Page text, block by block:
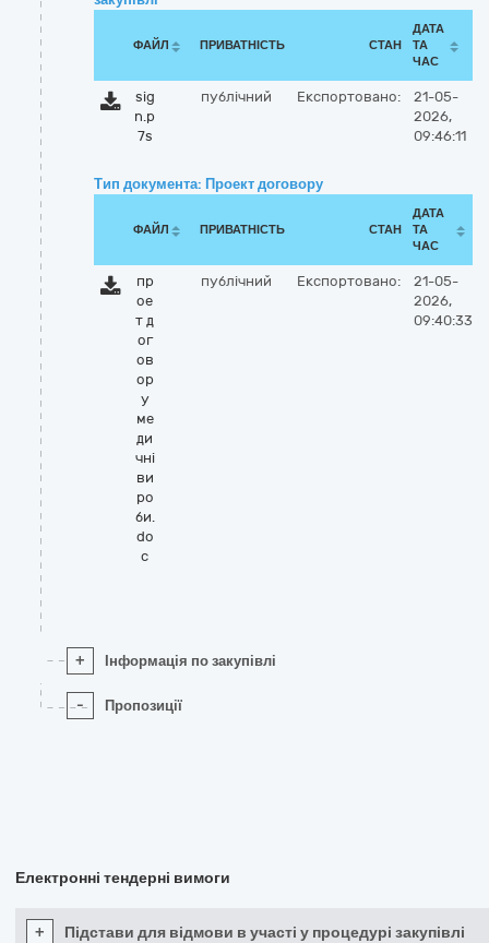
ФАЙЛ ПРИВАТНІСТЬ СТАН
ДАТА
ТА
ЧАС
sig
n.p
7s
публічний Експортовано:
21-05-
2026,
09:46:11
Тип документа: Проект договору
ФАЙЛ ПРИВАТНІСТЬ СТАН
ДАТА
ТА
ЧАС
пр
ое
т д
ог
ов
ор
у
ме
ди
чні
ви
ро
би.
do
c
публічний Експортовано:
21-05-
2026,
09:40:33
+ Інформація по закупівлі
- Пропозиції
Електронні тендерні вимоги
+ Підстави для відмови в участі у процедурі закупівлі